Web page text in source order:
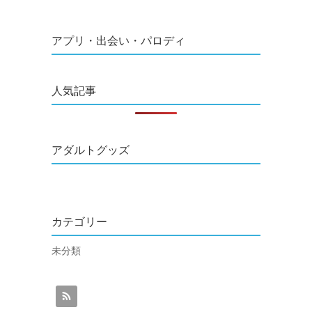
アプリ・出会い・パロディ
人気記事
アダルトグッズ
カテゴリー
未分類